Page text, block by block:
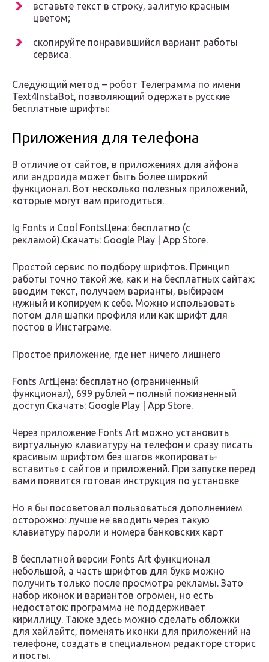
вставьте текст в строку, залитую красным
цветом;
скопируйте понравившийся вариант работы
сервиса.
Следующий метод – робот Телеграмма по имени
Text4InstaBot, позволяющий одержать русские
бесплатные шрифты:
Приложения для телефона
В отличие от сайтов, в приложениях для айфона
или андроида может быть более широкий
функционал. Вот несколько полезных приложений,
которые могут вам пригодиться.
Ig Fonts и Cool FontsЦена: бесплатно (с
рекламой).Скачать: Google Play | App Store.
Простой сервис по подбору шрифтов. Принцип
работы точно такой же, как и на бесплатных сайтах:
вводим текст, получаем варианты, выбираем
нужный и копируем к себе. Можно использовать
потом для шапки профиля или как шрифт для
постов в Инстаграме.
Простое приложение, где нет ничего лишнего
Fonts ArtЦена: бесплатно (ограниченный
функционал), 699 рублей – полный пожизненный
доступ.Скачать: Google Play | App Store.
Через приложение Fonts Art можно установить
виртуальную клавиатуру на телефон и сразу писать
красивым шрифтом без шагов «копировать-
вставить» с сайтов и приложений. При запуске перед
вами появится готовая инструкция по установке
Но я бы посоветовал пользоваться дополнением
осторожно: лучше не вводить через такую
клавиатуру пароли и номера банковских карт
В бесплатной версии Fonts Art функционал
небольшой, а часть шрифтов для букв можно
получить только после просмотра рекламы. Зато
набор иконок и вариантов огромен, но есть
недостаток: программа не поддерживает
кириллицу. Также здесь можно сделать обложки
для хайлайтс, поменять иконки для приложений на
телефоне, создать в специальном редакторе сторис
и посты.